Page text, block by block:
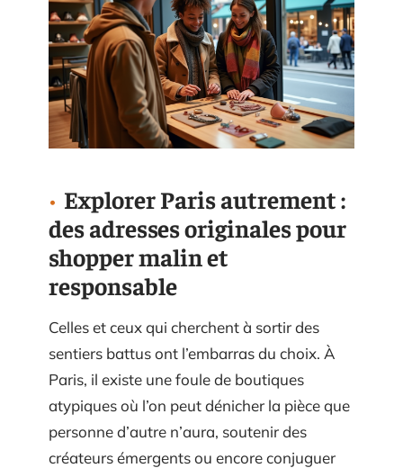
Explorer Paris autrement :
des adresses originales pour
shopper malin et
responsable
Celles et ceux qui cherchent à sortir des
sentiers battus ont l’embarras du choix. À
Paris, il existe une foule de boutiques
atypiques où l’on peut dénicher la pièce que
personne d’autre n’aura, soutenir des
créateurs émergents ou encore conjuguer